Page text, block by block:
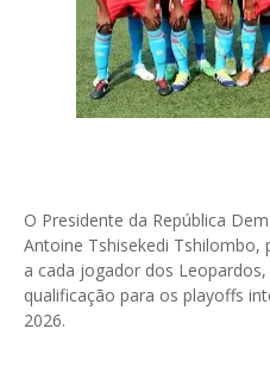
O Presidente da República
Antoine Tshisekedi
a cada jogador dos
qualificação para os playoffs
2026.